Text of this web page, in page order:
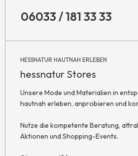
06033 / 181 33 33
HESSNATUR HAUTNAH ERLEBEN
hessnatur Stores
Unsere Mode und Materialien in
hautnah erleben, anprobieren und
Nutze die kompetente Beratung,
Aktionen und Shopping-Events.